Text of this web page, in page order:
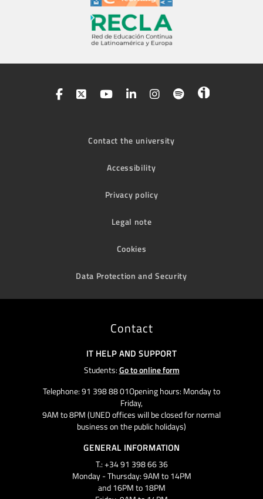
Contact the university
Accessibility
Privacy policy
Legal note
Cookies
Data Protection and Security
Contact
IT HELP AND SUPPORT
Students:Go to online form
Telephone: 91 398 88 01Opening hours: Monday to
Friday,
9AM to 8PM (UNED offices will be closed for normal
business on the public holidays)
GENERAL INFORMATION
T.: +34 91 398 66 36
Monday - Thursday: 9AM to 14PM
and 16PM to 18PM